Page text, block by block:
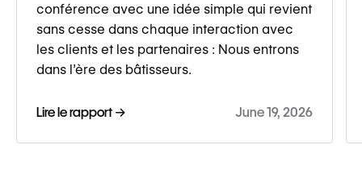
conférence avec une idée simple qui revient
sans cesse dans chaque interaction avec
les clients et les partenaires : Nous entrons
dans l’ère des bâtisseurs.
Lire le rapport → June 19, 2026